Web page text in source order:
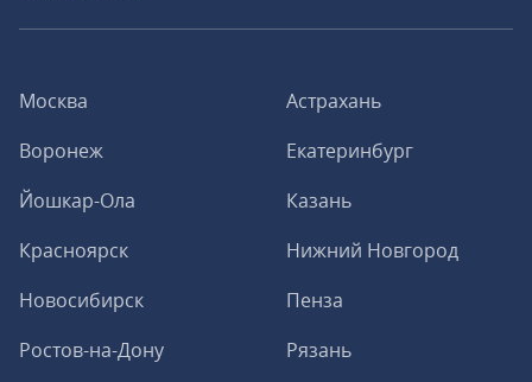
Москва
Астрахань
Воронеж
Екатеринбург
Йошкар-Ола
Казань
Красноярск
Нижний Новгород
Новосибирск
Пенза
Ростов-на-Дону
Рязань